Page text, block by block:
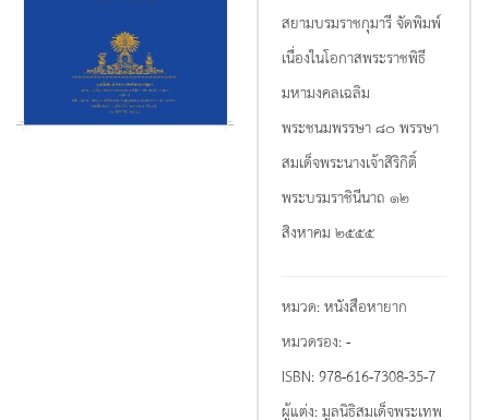
สยามบรมราชกุมารี จัดพิมพ์
เนื่องในโอกาสพระราชพิธี
มหามงคลเฉลิม
พระชนมพรรษา ๘๐ พรรษา
สมเด็จพระนางเจ้าสิริกิติ์
พระบรมราชินีนาถ ๑๒
สิงหาคม ๒๕๕๕
หมวด:หนังสือหายาก
หมวดรอง:-
ISBN:978-616-7308-35-7
ผู้แต่ง:มูลนิธิสมเด็จพระเทพ